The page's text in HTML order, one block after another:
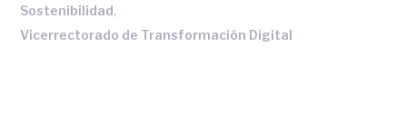
Sostenibilidad,
Vicerrectorado de Transformación Digital